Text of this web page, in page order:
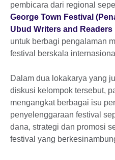
pembicara dari regional
George Town Festival
Ubud Writers and Readers
untuk berbagi pengalaman
festival berskala
Dalam dua lokakarya yang
diskusi kelompok tersebut,
mengangkat berbagai isu
penyelenggaraan festival
dana, strategi dan promosi
festival yang